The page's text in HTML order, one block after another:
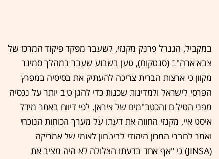
במקביל, הגנרל פרנק מקנזי, לשעבר מפקד פיקוד המרכז של
צבא ארה"ב (סנטקום), טען בשבוע שעבר במהלך סמינר
מקוון כי ארצות הברית צריכה להעתיק את בסיסיה במפרץ
הפרסי לישראל ולמדינות שכנות כדי להגן טוב יותר על נכסיה
מפני הטילים והכטב"מים של איראן. לפי דיווח באתר מידל
איסט איי, מקנזי החווה את דעתו על מערך הכוחות הנוכחי
ואמר לחברי המכון היהודי לביטחון לאומי של אמריקה
(JINSA) כי "אף אחד בדעתו הצלולה לא היה מציב את